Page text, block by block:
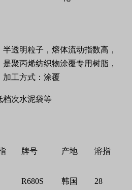
半透明粒子，熔体流动指数高，
是聚丙烯纺织物涂覆专用树脂，
加工方式：涂覆
档次水泥袋等
牌号 产地 溶指
R680S
韩国
28